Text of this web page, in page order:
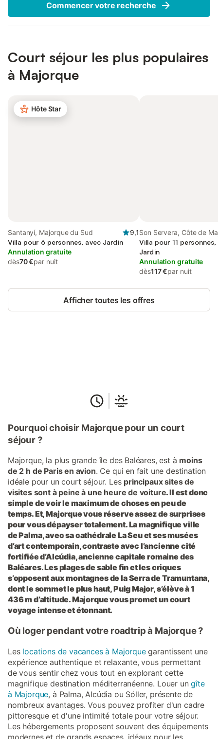
Commencer votre recherche
Court séjour les plus populaires
à Majorque
Hôte Star
Santanyí, Majorque du Sud
9,1
Villa pour 6 personnes, avec Jardin
Annulation gratuite
dès70 €par nuit
Son Servera, Côte de
Villa pour 11
Jardin
Annulation gratuite
dès117 €par nuit
Afficher toutes les offres
Pourquoi choisir Majorque pour un court
séjour ?
Majorque, la plus grande île des Baléares, est à moins
de 2 h de Paris en avion. Ce qui en fait une destination
idéale pour un court séjour. Les principaux sites de
visites sont à peine à une heure de voiture. Il est donc
simple de voir le maximum de choses en peu de
temps. Et, Majorque vous réserve assez de surprises
pour vous dépayser totalement. La magnifique ville
de Palma, avec sa cathédrale La Seu et ses musées
d’art contemporain, contraste avec l’ancienne cité
fortifiée d’Alcúdia, ancienne capitale romaine des
Baléares. Les plages de sable fin et les criques
s’opposent aux montagnes de la Serra de Tramuntana,
dont le sommet le plus haut, Puig Major, s’élève à 1
436 m d’altitude. Majorque vous promet un court
voyage intense et étonnant.
Où loger pendant votre roadtrip à Majorque ?
Les locations de vacances à Majorquegarantissent une
expérience authentique et relaxante, vous permettant
de vous sentir chez vous tout en explorant cette
magnifique destination méditerranéenne. Louer ungîte
à Majorque, à Palma, Alcúdia ou Sóller, présente de
nombreux avantages. Vous pouvez profiter d'un cadre
pittoresque et d'une intimité totale pour votre séjour.
Les hébergements proposent souvent des équipements
modernes et de grands espaces, idéaux pour les